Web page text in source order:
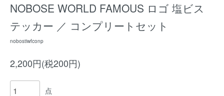
NOBOSE WORLD FAMOUS ロゴ 塩ビス
テッカー ／ コンプリートセット
nobostiwfconp
2,200円(税200円)
点